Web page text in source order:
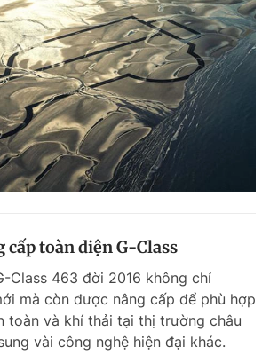
cấp toàn diện G-Class
Class 463 đời 2016 không chỉ
mà còn được nâng cấp để phù hợp
toàn và khí thải tại thị trường châu
vài công nghệ hiện đại khác.